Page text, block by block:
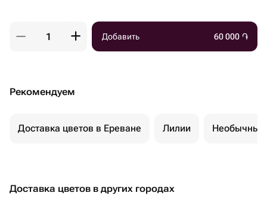
Добавить 60 000 ֏
Рекомендуем
Доставка цветов в Ереване Лилии Необычные
Доставка цветов в других городах